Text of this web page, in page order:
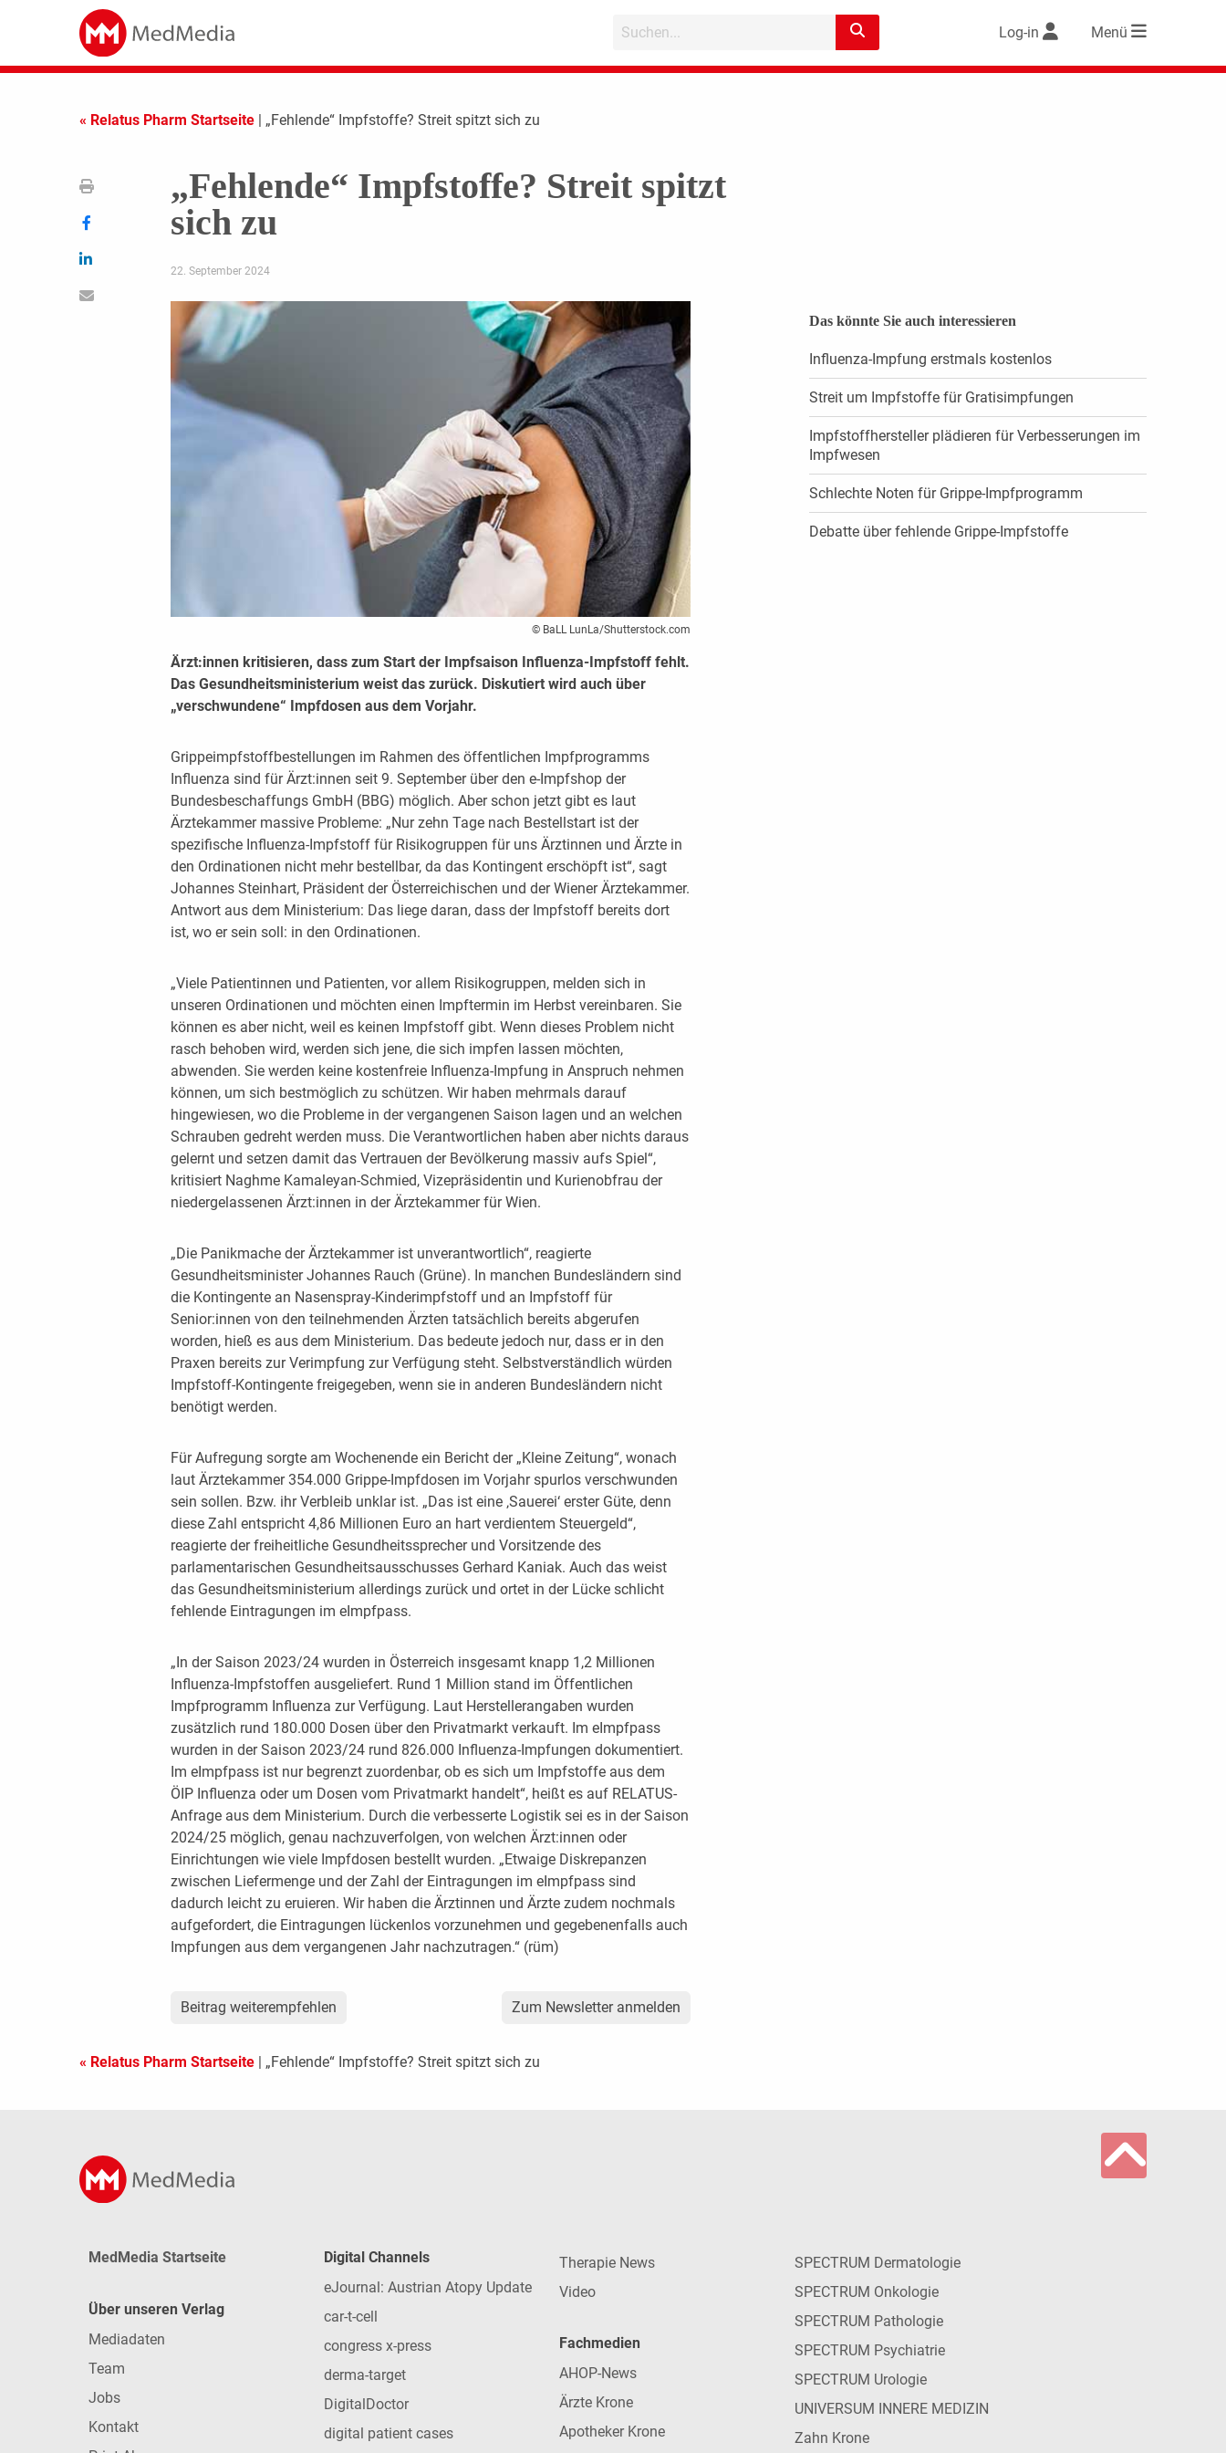
Log-in Menü
« Relatus Pharm Startseite | „Fehlende“ Impfstoffe? Streit spitzt sich zu
„Fehlende“ Impfstoffe? Streit spitzt
sich zu
22. September 2024
© BaLL LunLa/Shutterstock.com
Ärzt:innen kritisieren, dass zum Start der Impfsaison Influenza-Impfstoff fehlt.
Das Gesundheitsministerium weist das zurück. Diskutiert wird auch über
„verschwundene“ Impfdosen aus dem Vorjahr.
Grippeimpfstoffbestellungen im Rahmen des öffentlichen Impfprogramms
Influenza sind für Ärzt:innen seit 9. September über den e-Impfshop der
Bundesbeschaffungs GmbH (BBG) möglich. Aber schon jetzt gibt es laut
Ärztekammer massive Probleme: „Nur zehn Tage nach Bestellstart ist der
spezifische Influenza-Impfstoff für Risikogruppen für uns Ärztinnen und Ärzte in
den Ordinationen nicht mehr bestellbar, da das Kontingent erschöpft ist“, sagt
Johannes Steinhart, Präsident der Österreichischen und der Wiener Ärztekammer.
Antwort aus dem Ministerium: Das liege daran, dass der Impfstoff bereits dort
ist, wo er sein soll: in den Ordinationen.
„Viele Patientinnen und Patienten, vor allem Risikogruppen, melden sich in
unseren Ordinationen und möchten einen Impftermin im Herbst vereinbaren. Sie
können es aber nicht, weil es keinen Impfstoff gibt. Wenn dieses Problem nicht
rasch behoben wird, werden sich jene, die sich impfen lassen möchten,
abwenden. Sie werden keine kostenfreie Influenza-Impfung in Anspruch nehmen
können, um sich bestmöglich zu schützen. Wir haben mehrmals darauf
hingewiesen, wo die Probleme in der vergangenen Saison lagen und an welchen
Schrauben gedreht werden muss. Die Verantwortlichen haben aber nichts daraus
gelernt und setzen damit das Vertrauen der Bevölkerung massiv aufs Spiel“,
kritisiert Naghme Kamaleyan-Schmied, Vizepräsidentin und Kurienobfrau der
niedergelassenen Ärzt:innen in der Ärztekammer für Wien.
„Die Panikmache der Ärztekammer ist unverantwortlich“, reagierte
Gesundheitsminister Johannes Rauch (Grüne). In manchen Bundesländern sind
die Kontingente an Nasenspray-Kinderimpfstoff und an Impfstoff für
Senior:innen von den teilnehmenden Ärzten tatsächlich bereits abgerufen
worden, hieß es aus dem Ministerium. Das bedeute jedoch nur, dass er in den
Praxen bereits zur Verimpfung zur Verfügung steht. Selbstverständlich würden
Impfstoff-Kontingente freigegeben, wenn sie in anderen Bundesländern nicht
benötigt werden.
Für Aufregung sorgte am Wochenende ein Bericht der „Kleine Zeitung“, wonach
laut Ärztekammer 354.000 Grippe-Impfdosen im Vorjahr spurlos verschwunden
sein sollen. Bzw. ihr Verbleib unklar ist. „Das ist eine ‚Sauerei‘ erster Güte, denn
diese Zahl entspricht 4,86 Millionen Euro an hart verdientem Steuergeld“,
reagierte der freiheitliche Gesundheitssprecher und Vorsitzende des
parlamentarischen Gesundheitsausschusses Gerhard Kaniak. Auch das weist
das Gesundheitsministerium allerdings zurück und ortet in der Lücke schlicht
fehlende Eintragungen im eImpfpass.
„In der Saison 2023/24 wurden in Österreich insgesamt knapp 1,2 Millionen
Influenza-Impfstoffen ausgeliefert. Rund 1 Million stand im Öffentlichen
Impfprogramm Influenza zur Verfügung. Laut Herstellerangaben wurden
zusätzlich rund 180.000 Dosen über den Privatmarkt verkauft. Im eImpfpass
wurden in der Saison 2023/24 rund 826.000 Influenza-Impfungen dokumentiert.
Im eImpfpass ist nur begrenzt zuordenbar, ob es sich um Impfstoffe aus dem
ÖIP Influenza oder um Dosen vom Privatmarkt handelt“, heißt es auf RELATUS-
Anfrage aus dem Ministerium. Durch die verbesserte Logistik sei es in der Saison
2024/25 möglich, genau nachzuverfolgen, von welchen Ärzt:innen oder
Einrichtungen wie viele Impfdosen bestellt wurden. „Etwaige Diskrepanzen
zwischen Liefermenge und der Zahl der Eintragungen im eImpfpass sind
dadurch leicht zu eruieren. Wir haben die Ärztinnen und Ärzte zudem nochmals
aufgefordert, die Eintragungen lückenlos vorzunehmen und gegebenenfalls auch
Impfungen aus dem vergangenen Jahr nachzutragen.“ (rüm)
Beitrag weiterempfehlen Zum Newsletter anmelden
Das könnte Sie auch interessieren
Influenza-Impfung erstmals kostenlos
Streit um Impfstoffe für Gratisimpfungen
Impfstoffhersteller plädieren für Verbesserungen im
Impfwesen
Schlechte Noten für Grippe-Impfprogramm
Debatte über fehlende Grippe-Impfstoffe
« Relatus Pharm Startseite | „Fehlende“ Impfstoffe? Streit spitzt sich zu
MedMedia Startseite
Über unseren Verlag
Mediadaten
Team
Jobs
Kontakt
Digital Channels
eJournal: Austrian Atopy Update
car-t-cell
congress x-press
derma-target
DigitalDoctor
digital patient cases
Therapie News
Video
Fachmedien
AHOP-News
Ärzte Krone
Apotheker Krone
SPECTRUM Dermatologie
SPECTRUM Onkologie
SPECTRUM Pathologie
SPECTRUM Psychiatrie
SPECTRUM Urologie
UNIVERSUM INNERE MEDIZIN
Zahn Krone